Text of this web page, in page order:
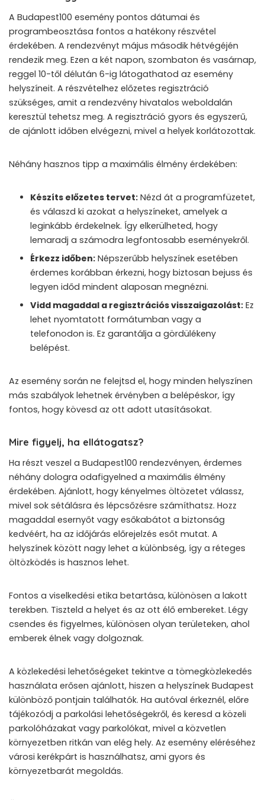
A Budapest100 esemény pontos dátumai és
programbeosztása fontos a hatékony részvétel
érdekében. A rendezvényt május második hétvégéjén
rendezik meg. Ezen a két napon, szombaton és vasárnap,
reggel 10-től délután 6-ig látogathatod az esemény
helyszíneit. A részvételhez előzetes regisztráció
szükséges, amit a rendezvény hivatalos weboldalán
keresztül tehetsz meg. A regisztráció gyors és egyszerű,
de ajánlott időben elvégezni, mivel a helyek korlátozottak.
Néhány hasznos tipp a maximális élmény érdekében:
Készíts előzetes tervet: Nézd át a programfüzetet,
és válaszd ki azokat a helyszíneket, amelyek a
leginkább érdekelnek. Így elkerülheted, hogy
lemaradj a számodra legfontosabb eseményekről.
Érkezz időben: Népszerűbb helyszínek esetében
érdemes korábban érkezni, hogy biztosan bejuss és
legyen időd mindent alaposan megnézni.
Vidd magaddal a regisztrációs visszaigazolást: Ez
lehet nyomtatott formátumban vagy a
telefonodon is. Ez garantálja a gördülékeny
belépést.
Az esemény során ne felejtsd el, hogy minden helyszínen
más szabályok lehetnek érvényben a belépéskor, így
fontos, hogy kövesd az ott adott utasításokat.
Mire figyelj, ha ellátogatsz?
Ha részt veszel a Budapest100 rendezvényen, érdemes
néhány dologra odafigyelned a maximális élmény
érdekében. Ajánlott, hogy kényelmes öltözetet válassz,
mivel sok sétálásra és lépcsőzésre számíthatsz. Hozz
magaddal esernyőt vagy esőkabátot a biztonság
kedvéért, ha az időjárás előrejelzés esőt mutat. A
helyszínek között nagy lehet a különbség, így a réteges
öltözködés is hasznos lehet.
Fontos a viselkedési etika betartása, különösen a lakott
terekben. Tiszteld a helyet és az ott élő embereket. Légy
csendes és figyelmes, különösen olyan területeken, ahol
emberek élnek vagy dolgoznak.
A közlekedési lehetőségeket tekintve a tömegközlekedés
használata erősen ajánlott, hiszen a helyszínek Budapest
különböző pontjain találhatók. Ha autóval érkeznél, előre
tájékozódj a parkolási lehetőségekről, és keresd a közeli
parkolóházakat vagy parkolókat, mivel a közvetlen
környezetben ritkán van elég hely. Az esemény eléréséhez
városi kerékpárt is használhatsz, ami gyors és
környezetbarát megoldás.